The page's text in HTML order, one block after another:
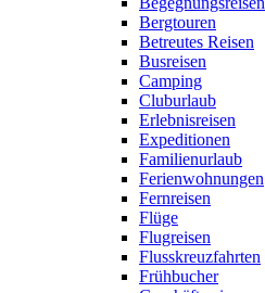
Bergtouren
Betreutes Reisen
Busreisen
Camping
Cluburlaub
Erlebnisreisen
Expeditionen
Familienurlaub
Ferienwohnungen
Fernreisen
Flüge
Flugreisen
Flusskreuzfahrten
Frühbucher